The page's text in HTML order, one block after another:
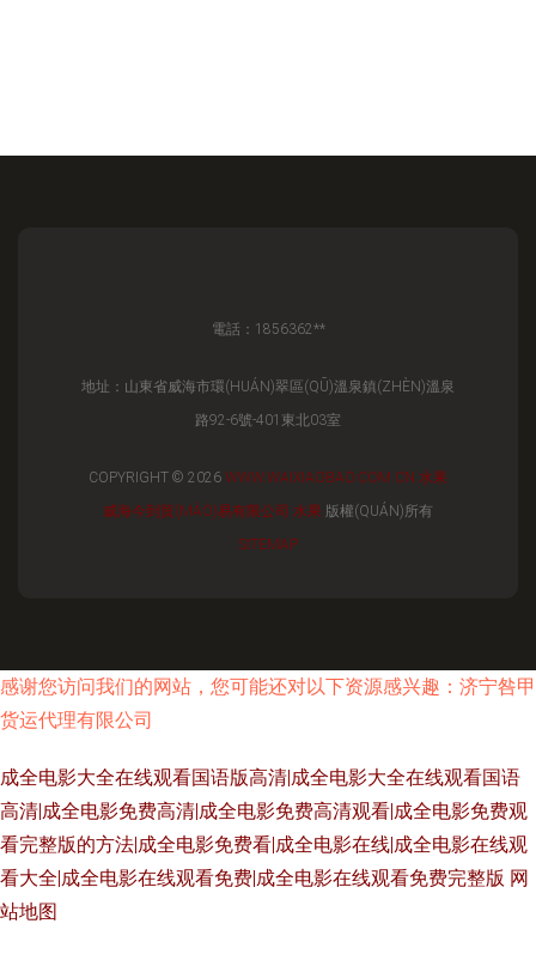
電話：1856362**
地址：山東省威海市環(HUÁN)翠區(QŪ)溫泉鎮(ZHÈN)溫泉
路92-6號-401東北03室
COPYRIGHT © 2026 WWW.WAIXIAOBAO.COM.CN 水果
威海今到貿(MÀO)易有限公司 水果 版權(QUÁN)所有
SITEMAP
感谢您访问我们的网站，您可能还对以下资源感兴趣：济宁咎甲
货运代理有限公司
成全电影大全在线观看国语版高清|成全电影大全在线观看国语
高清|成全电影免费高清|成全电影免费高清观看|成全电影免费观
看完整版的方法|成全电影免费看|成全电影在线|成全电影在线观
看大全|成全电影在线观看免费|成全电影在线观看免费完整版 网
站地图